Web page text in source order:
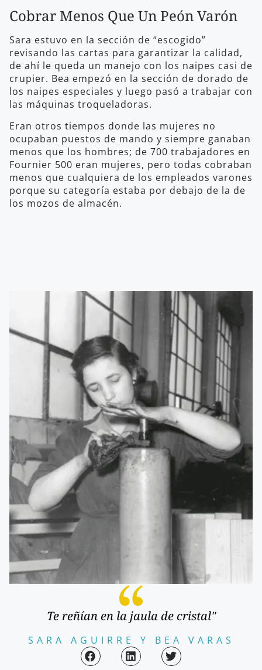
Cobrar Menos Que Un Peón Varón
Sara estuvo en la sección de “escogido”
revisando las cartas para garantizar la calidad,
de ahí le queda un manejo con los naipes casi de
crupier. Bea empezó en la sección de dorado de
los naipes especiales y luego pasó a trabajar con
las máquinas troqueladoras.
Eran otros tiempos donde las mujeres no
ocupaban puestos de mando y siempre ganaban
menos que los hombres; de 700 trabajadores en
Fournier 500 eran mujeres, pero todas cobraban
menos que cualquiera de los empleados varones
porque su categoría estaba por debajo de la de
los mozos de almacén.
Te reñían en la jaula de cristal"
SARA AGUIRRE Y BEA VARAS